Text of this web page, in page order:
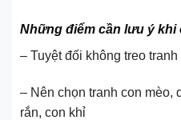
Những điểm cần lưu ý khi
– Tuyệt đối không treo
– Nên chọn tranh con mèo,
rắn, con khỉ